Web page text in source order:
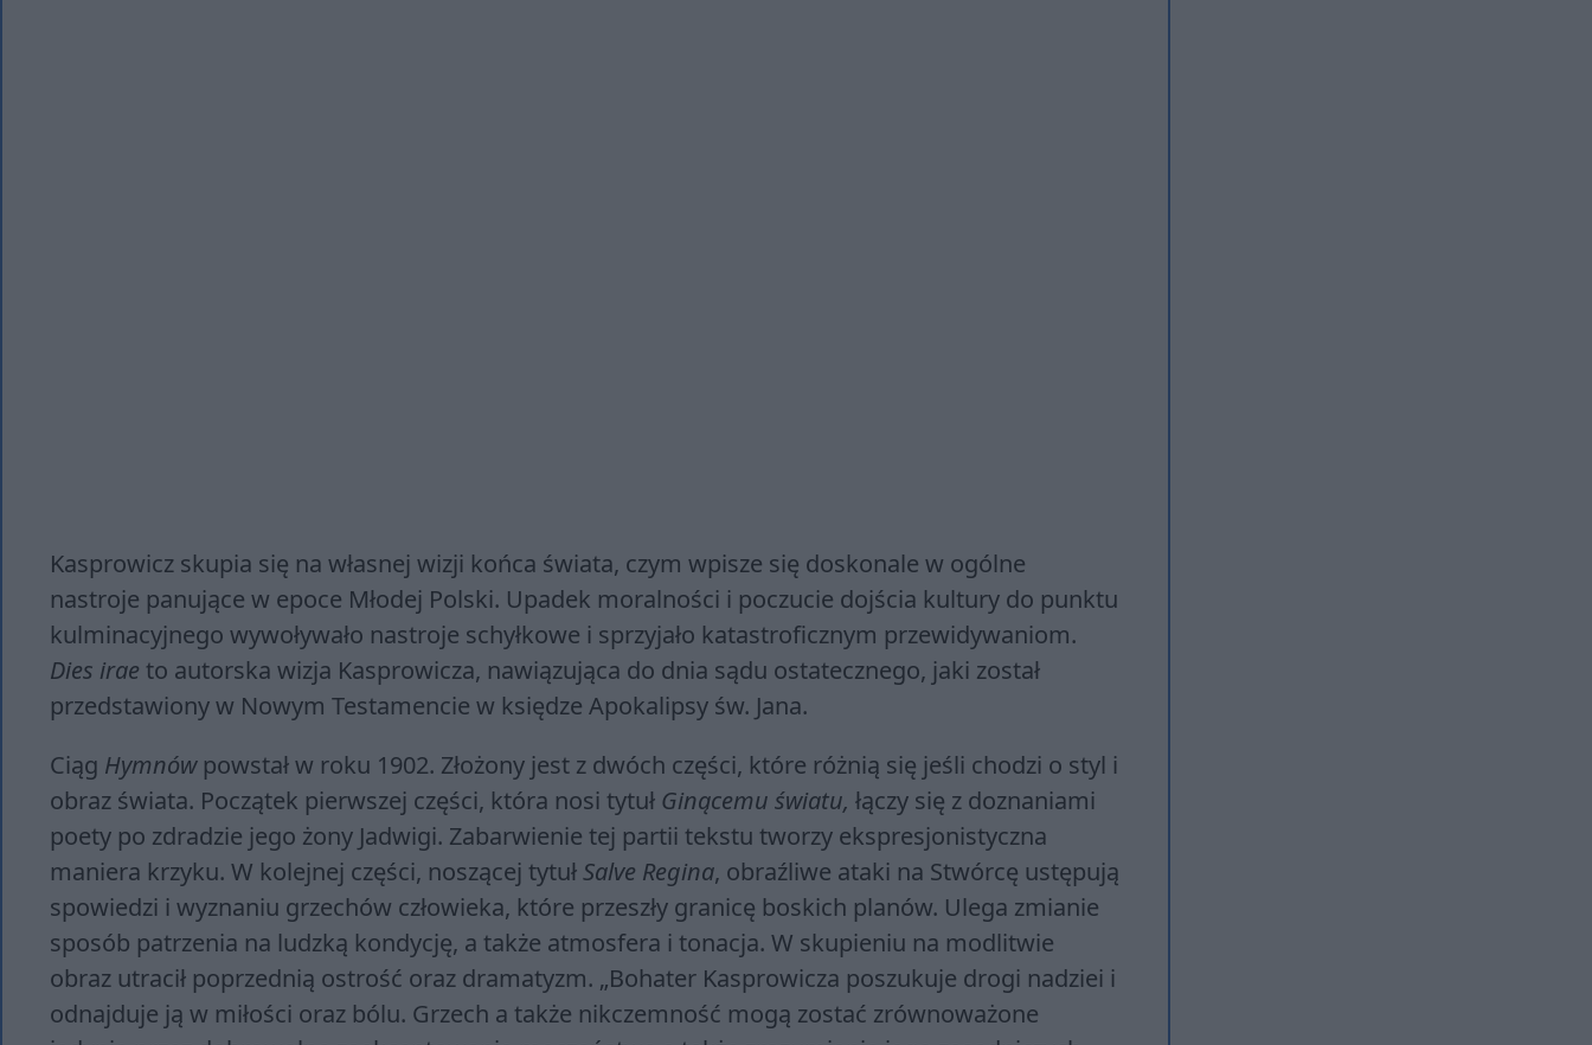
Kasprowicz skupia się na własnej wizji końca świata, czym wpisze się doskonale w ogólne
nastroje panujące w epoce Młodej Polski. Upadek moralności i poczucie dojścia kultury do punktu
kulminacyjnego wywoływało nastroje schyłkowe i sprzyjało katastroficznym przewidywaniom.
Dies irae to autorska wizja Kasprowicza, nawiązująca do dnia sądu ostatecznego, jaki został
przedstawiony w Nowym Testamencie w księdze Apokalipsy św. Jana.
Ciąg Hymnówpowstał w roku 1902. Złożony jest z dwóch części, które różnią się jeśli chodzi o styl i
obraz świata. Początek pierwszej części, która nosi tytuł Ginącemu światu, łączy się z doznaniami
poety po zdradzie jego żony Jadwigi. Zabarwienie tej partii tekstu tworzy ekspresjonistyczna
maniera krzyku. W kolejnej części, noszącej tytułSalve Regina, obraźliwe ataki na Stwórcę ustępują
spowiedzi i wyznaniu grzechów człowieka, które przeszły granicę boskich planów. Ulega zmianie
sposób patrzenia na ludzką kondycję, a także atmosfera i tonacja. W skupieniu na modlitwie
obraz utracił poprzednią ostrość oraz dramatyzm. „Bohater Kasprowicza poszukuje drogi nadziei i
odnajduje ją w miłości oraz bólu. Grzech a także nikczemność mogą zostać zrównoważone